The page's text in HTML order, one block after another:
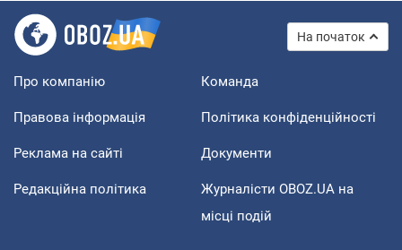
На початок
Про компанію Команда
Правова інформація Політика конфіденційності
Реклама на сайті Документи
Редакційна політика
Журналісти OBOZ.UA на
місці подій